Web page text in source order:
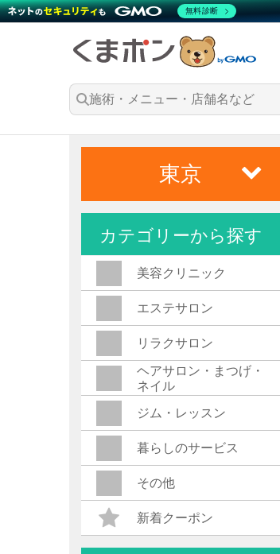
東京
カテゴリーから探す
美容クリニック
エステサロン
リラクサロン
ヘアサロン・まつげ・
ネイル
ジム・レッスン
暮らしのサービス
その他
新着クーポン
無料診断